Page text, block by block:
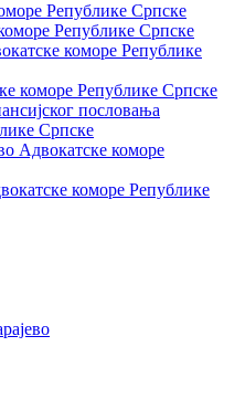
Републике Српске
Републике Српске
коморе Републике
коморе Републике Српске
пословања
Српске
Адвокатске коморе
коморе Републике